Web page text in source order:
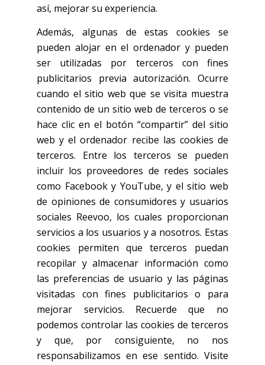
así, mejorar su experiencia.
Además, algunas de estas cookies se
pueden alojar en el ordenador y pueden
ser utilizadas por terceros con fines
publicitarios previa autorización. Ocurre
cuando el sitio web que se visita muestra
contenido de un sitio web de terceros o se
hace clic en el botón “compartir” del sitio
web y el ordenador recibe las cookies de
terceros. Entre los terceros se pueden
incluir los proveedores de redes sociales
como Facebook y YouTube, y el sitio web
de opiniones de consumidores y usuarios
sociales Reevoo, los cuales proporcionan
servicios a los usuarios y a nosotros. Estas
cookies permiten que terceros puedan
recopilar y almacenar información como
las preferencias de usuario y las páginas
visitadas con fines publicitarios o para
mejorar servicios. Recuerde que no
podemos controlar las cookies de terceros
y que, por consiguiente, no nos
responsabilizamos en ese sentido. Visite